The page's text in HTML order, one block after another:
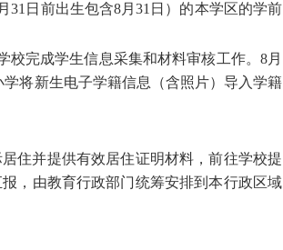
31日前出生包含8月31日）的本学区的学前
完成学生信息采集和材料审核工作。8月
将新生电子学籍信息（含照片）导入学籍
住并提供有效居住证明材料，前往学校提
，由教育行政部门统筹安排到本行政区域